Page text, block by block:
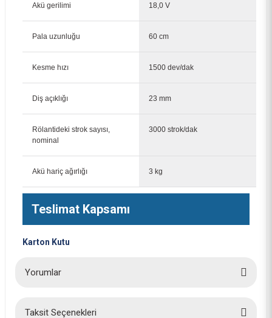
Akü gerilimi 18,0 V
Pala uzunluğu 60 cm
Kesme hızı 1500 dev/dak
Diş açıklığı 23 mm
Rölantideki strok sayısı,
nominal
3000 strok/dak
Akü hariç ağırlığı 3 kg
Teslimat Kapsamı
Karton Kutu
Yorumlar
Taksit Seçenekleri